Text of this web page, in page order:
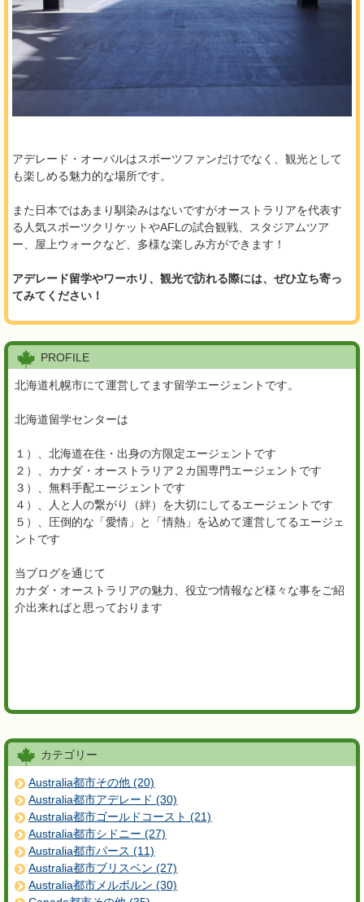
アデレード・オーバルはスポーツファンだけでなく、観光として
も楽しめる魅力的な場所です。
また日本ではあまり馴染みはないですがオーストラリアを代表す
る人気スポーツクリケットやAFLの試合観戦、スタジアムツア
ー、屋上ウォークなど、多様な楽しみ方ができます！
アデレード留学やワーホリ、観光で訪れる際には、ぜひ立ち寄っ
てみてください！
PROFILE
北海道札幌市にて運営してます留学エージェントです。
北海道留学センターは
１）、北海道在住・出身の方限定エージェントです
２）、カナダ・オーストラリア２カ国専門エージェントです
３）、無料手配エージェントです
４）、人と人の繋がり（絆）を大切にしてるエージェントです
５）、圧倒的な「愛情」と「情熱」を込めて運営してるエージェ
ントです
当ブログを通じて
カナダ・オーストラリアの魅力、役立つ情報など様々な事をご紹
介出来ればと思っております
カテゴリー
Australia都市その他 (20)
Australia都市アデレード (30)
Australia都市ゴールドコースト (21)
Australia都市シドニー (27)
Australia都市パース (11)
Australia都市ブリスベン (27)
Australia都市メルボルン (30)